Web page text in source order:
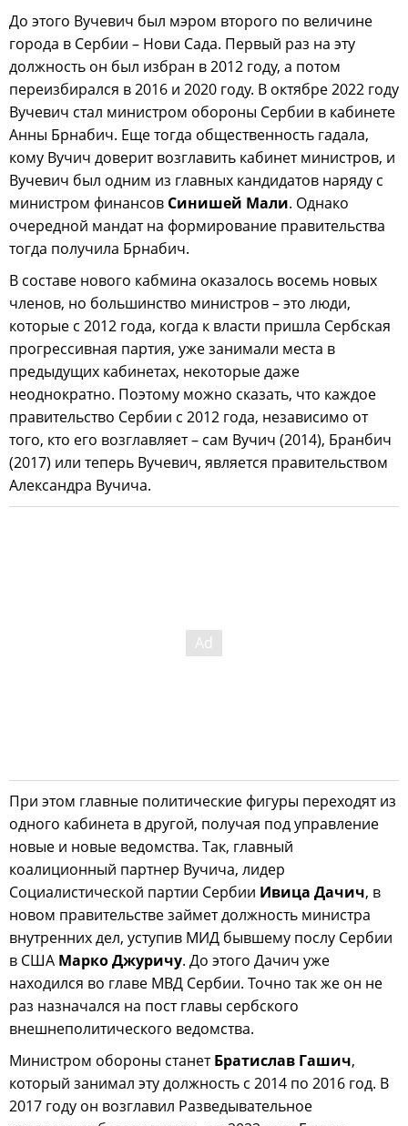
До этого Вучевич был мэром второго по величине
города в Сербии – Нови Сада. Первый раз на эту
должность он был избран в 2012 году, а потом
переизбирался в 2016 и 2020 году. В октябре 2022 году
Вучевич стал министром обороны Сербии в кабинете
Анны Брнабич. Еще тогда общественность гадала,
кому Вучич доверит возглавить кабинет министров, и
Вучевич был одним из главных кандидатов наряду с
министром финансов Синишей Мали. Однако
очередной мандат на формирование правительства
тогда получила Брнабич.
В составе нового кабмина оказалось восемь новых
членов, но большинство министров – это люди,
которые с 2012 года, когда к власти пришла Сербская
прогрессивная партия, уже занимали места в
предыдущих кабинетах, некоторые даже
неоднократно. Поэтому можно сказать, что каждое
правительство Сербии с 2012 года, независимо от
того, кто его возглавляет – сам Вучич (2014), Бранбич
(2017) или теперь Вучевич, является правительством
Александра Вучича.
При этом главные политические фигуры переходят из
одного кабинета в другой, получая под управление
новые и новые ведомства. Так, главный
коалиционный партнер Вучича, лидер
Социалистической партии Сербии Ивица Дачич, в
новом правительстве займет должность министра
внутренних дел, уступив МИД бывшему послу Сербии
в США Марко Джуричу. До этого Дачич уже
находился во главе МВД Сербии. Точно так же он не
раз назначался на пост главы сербского
внешнеполитического ведомства.
Министром обороны станетБратислав Гашич,
который занимал эту должность с 2014 по 2016 год. В
2017 году он возглавил Разведывательное